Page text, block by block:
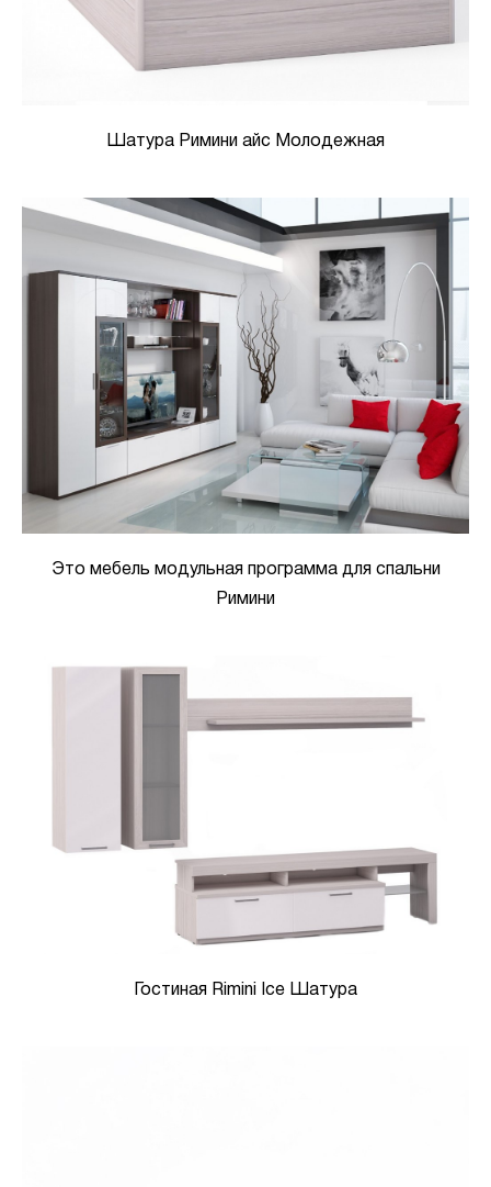
Шатура Римини айс Молодежная
Это мебель модульная программа для спальни
Римини
Гостиная Rimini Ice Шатура